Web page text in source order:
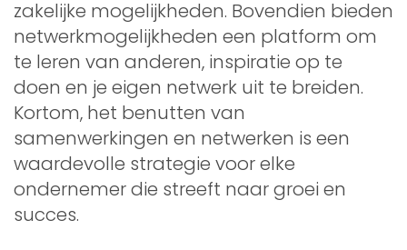
zakelijke mogelijkheden. Bovendien bieden
netwerkmogelijkheden een platform om
te leren van anderen, inspiratie op te
doen en je eigen netwerk uit te breiden.
Kortom, het benutten van
samenwerkingen en netwerken is een
waardevolle strategie voor elke
ondernemer die streeft naar groei en
succes.